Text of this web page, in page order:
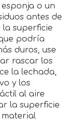
o un
antes de
la superficie
podría
duros, use
rascar los
la lechada,
y los
al aire
la superficie